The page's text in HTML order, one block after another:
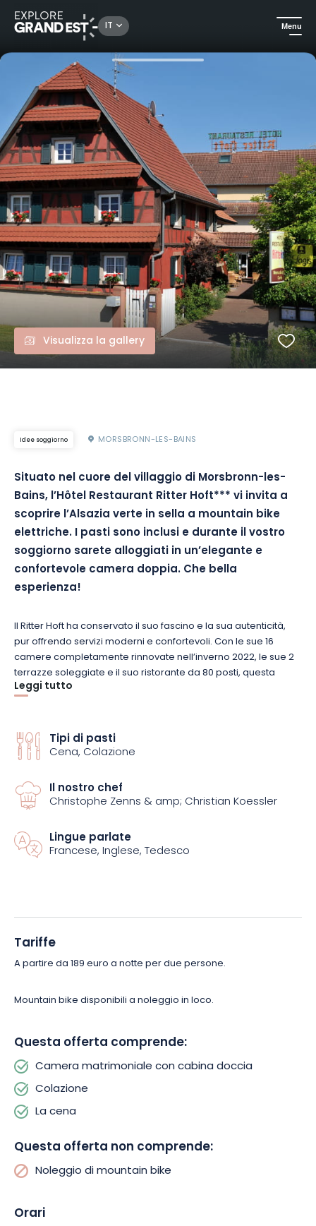
IT Menu
Idee soggiorno Alla scoperta dell'Alsazia verte in mountain bike elettrica al Ritter Hoft
Visualizza la gallery
Idee soggiorno MORSBRONN-LES-BAINS
Situato nel cuore del villaggio di Morsbronn-les-
Bains, l’Hôtel Restaurant Ritter Hoft*** vi invita a
scoprire l’Alsazia verte in sella a mountain bike
elettriche. I pasti sono inclusi e durante il vostro
soggiorno sarete alloggiati in un’elegante e
confortevole camera doppia. Che bella
esperienza!
Il Ritter Hoft ha conservato il suo fascino e la sua autenticità,
pur offrendo servizi moderni e confortevoli. Con le sue 16
camere completamente rinnovate nell’inverno 2022, le sue 2
terrazze soleggiate e il suo ristorante da 80 posti, questa
struttura a 3 stelle è il luogo ideale per una piacevole fuga in
Durante questa pausa di scoperta, sarete accolti in una
camera doppia con cabina doccia, perfetta per rilassarsi
immergerà in un’atmosfera calda e rilassante, mentre i servizi
disponibili vi garantiranno un soggiorno spensierato.
Per migliorare il vostro soggiorno, il Ritter Hoft offre
un’eccezionale esperienza culinaria degli chef Christophe
colazione e la cena, così potrete godervi la scoperta
Per comodità, vi informiamo che il noleggio di una mountain
nel soggiorno. Le biciclette saranno ordinate sul loro sito web
Combinando quindi comfort e scoperta, questo soggiorno in
Alsazia vi promette molti piaceri da assaporare! Vi aspettano
esperienze indimenticabili alla scoperta delle meraviglie
naturali e culturali di questa splendida destinazione.
Leggi tutto
Tipi di pasti
Cena, Colazione
Il nostro chef
Christophe Zenns & amp; Christian Koessler
Lingue parlate
Francese, Inglese, Tedesco
Tariffe
A partire da 189 euro a notte per due persone.
Mountain bike disponibili a noleggio in loco.
Questa offerta comprende:
Camera matrimoniale con cabina doccia
Colazione
La cena
Questa offerta non comprende:
Noleggio di mountain bike
Orari